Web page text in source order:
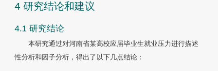
4 研究结论和建议
4.1 研究结论
本研究通过对河南省某高校应届毕业生就业压力进行描述
性分析和因子分析，得出了以下几点结论：